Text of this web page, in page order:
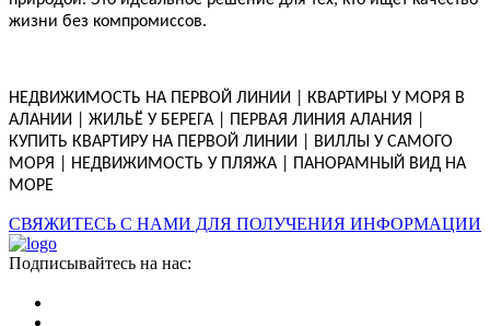
жизни без компромиссов.
НЕДВИЖИМОСТЬ НА ПЕРВОЙ ЛИНИИ | КВАРТИРЫ У МОРЯ В
АЛАНИИ | ЖИЛЬЁ У БЕРЕГА | ПЕРВАЯ ЛИНИЯ АЛАНИЯ |
КУПИТЬ КВАРТИРУ НА ПЕРВОЙ ЛИНИИ | ВИЛЛЫ У САМОГО
МОРЯ | НЕДВИЖИМОСТЬ У ПЛЯЖА | ПАНОРАМНЫЙ ВИД НА
МОРЕ
СВЯЖИТЕСЬ С НАМИ ДЛЯ ПОЛУЧЕНИЯ ИНФОРМАЦИИ
Подписывайтесь на нас: